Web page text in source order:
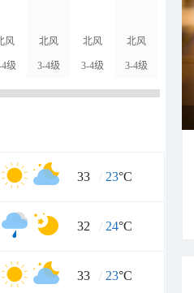
风
级
北风
3-4级
北风
3-4级
北风
3-4级
33 / 23°C
32 / 24°C
33 / 23°C